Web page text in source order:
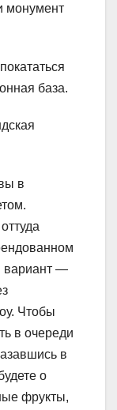
монумент
база.
в
вариант —
Чтобы
в очереди
в
о
фрукты,